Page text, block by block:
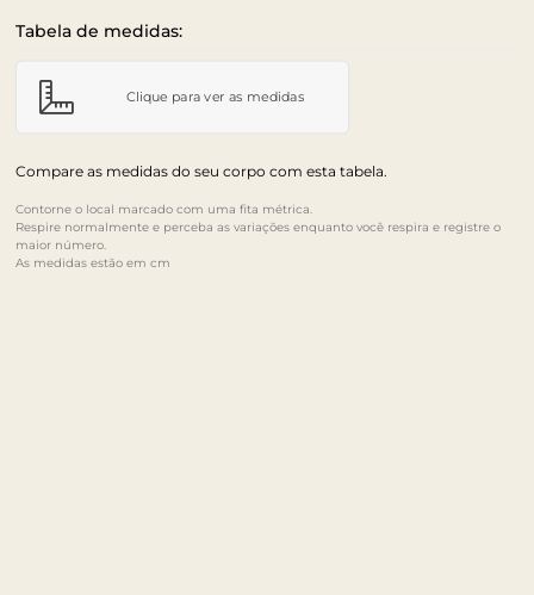
Tabela de medidas:
Clique para ver as medidas
Compare as medidas do seu corpo com esta tabela.
Contorne o local marcado com uma fita métrica.
Respire normalmente e perceba as variações enquanto você respira e registre o
maior número.
As medidas estão em cm